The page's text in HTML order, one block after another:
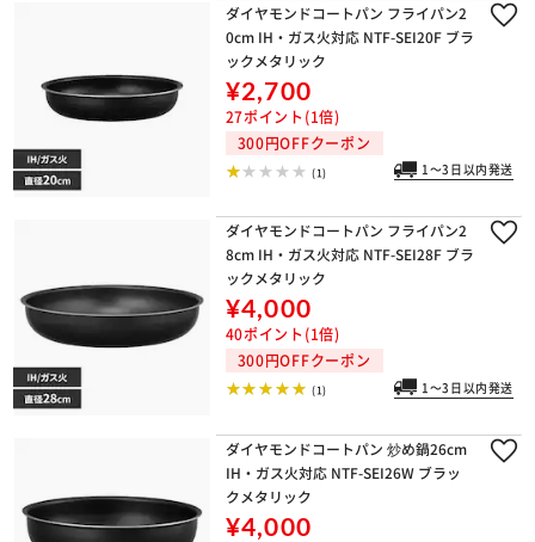
ダイヤモンドコートパン フライパン2
0cm IH・ガス火対応 NTF-SEI20F ブラ
ックメタリック
¥2,700
27ポイント(1倍)
300円OFFクーポン
(1) 1～3日以内発送
ダイヤモンドコートパン フライパン2
8cm IH・ガス火対応 NTF-SEI28F ブラ
ックメタリック
¥4,000
40ポイント(1倍)
300円OFFクーポン
(1) 1～3日以内発送
ダイヤモンドコートパン 炒め鍋26cm
IH・ガス火対応 NTF-SEI26W ブラッ
クメタリック
¥4,000
※ご確認ください
カートに入れる 購入手続きへ